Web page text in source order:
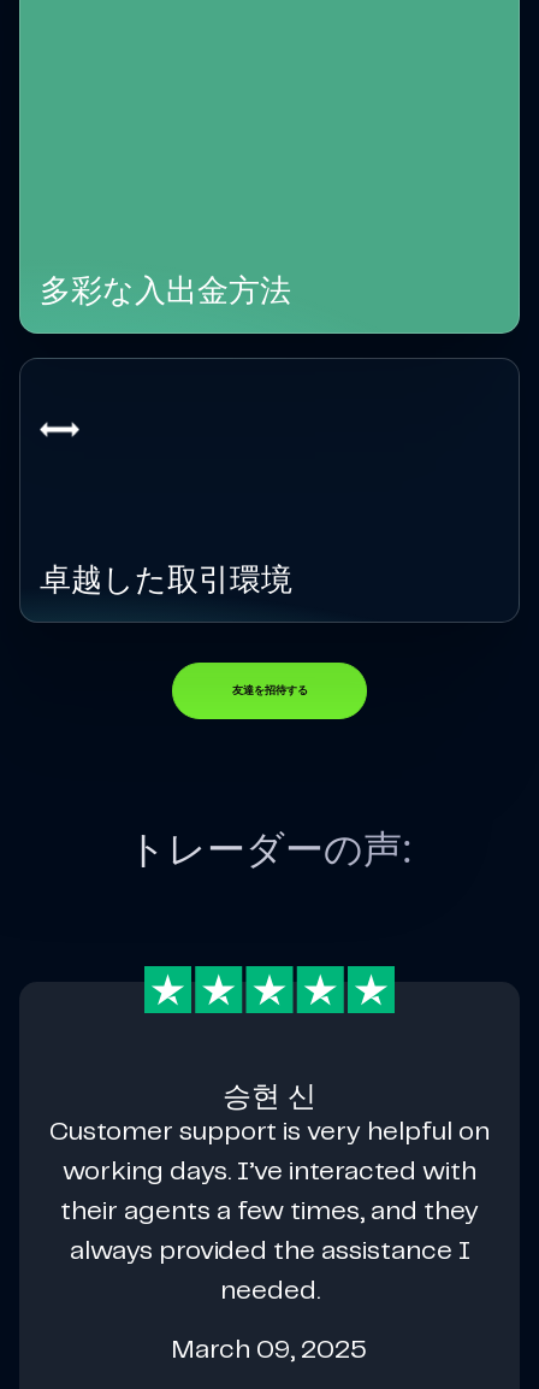
多彩な入出金方法
卓越した取引環境
友達を招待する
トレーダーの声:
승현 신
Customer support is very helpful on
working days. I’ve interacted with
their agents a few times, and they
always provided the assistance I
needed.
March 09, 2025